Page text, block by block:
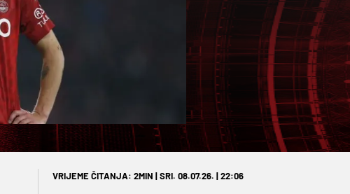
VRIJEME ČITANJA: 2MIN | SRI. 08.07.26. | 22:06